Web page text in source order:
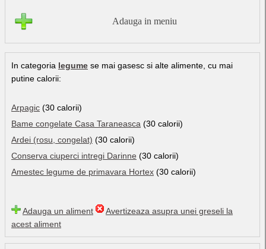
Adauga in meniu
In categoria legume se mai gasesc si alte alimente, cu mai
putine calorii:
Arpagic (30 calorii)
Bame congelate Casa Taraneasca (30 calorii)
Ardei (rosu, congelat) (30 calorii)
Conserva ciuperci intregi Darinne (30 calorii)
Amestec legume de primavara Hortex (30 calorii)
Adauga un aliment
Avertizeaza asupra unei greseli la
acest aliment